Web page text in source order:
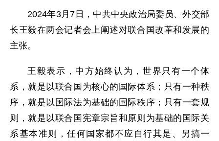
2024年3月7日，中共中央政治局委员、外交部
长王毅在两会记者会上阐述对联合国改革和发展的
主张。
王毅表示，中方始终认为，世界只有一个体
系，就是以联合国为核心的国际体系；只有一种秩
序，就是以国际法为基础的国际秩序；只有一套规
则，就是以联合国宪章宗旨和原则为基础的国际关
系基本准则，任何国家都不应自行其是、另搞一